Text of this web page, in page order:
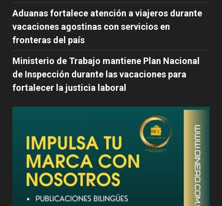
Aduanas fortalece atención a viajeros durante
vacaciones agostinas con servicios en
fronteras del país
Ministerio de Trabajo mantiene Plan Nacional
de Inspección durante las vacaciones para
fortalecer la justicia laboral